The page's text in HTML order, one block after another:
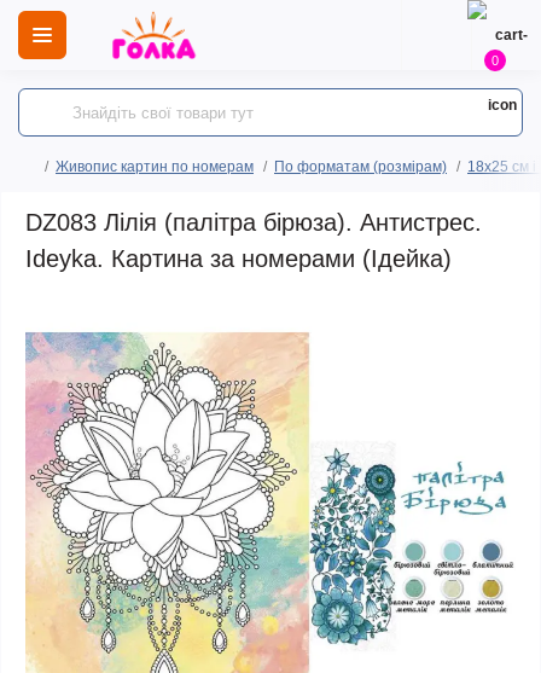
0
Живопис картин по номерам По форматам (розмірам) 18x25 см
DZ083 Лілія (палітра бірюза). Антистрес.
Ideyka. Картина за номерами (Ідейка)